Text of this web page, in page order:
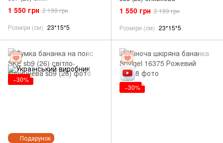
1 550 грн 2 199 грн
Розміри (см) 23*15*5
1 550 грн 2 199 грн
Розміри (см) 23*15*5
Подарунок
−30%
−30%